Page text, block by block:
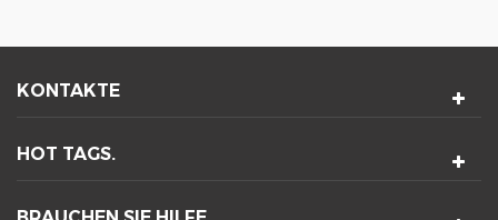
KONTAKTE
HOT TAGS.